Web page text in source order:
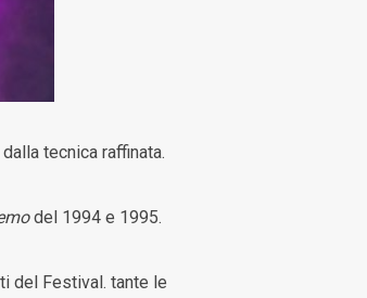
tecnica raffinata.
del 1994 e 1995.
del Festival. tante le